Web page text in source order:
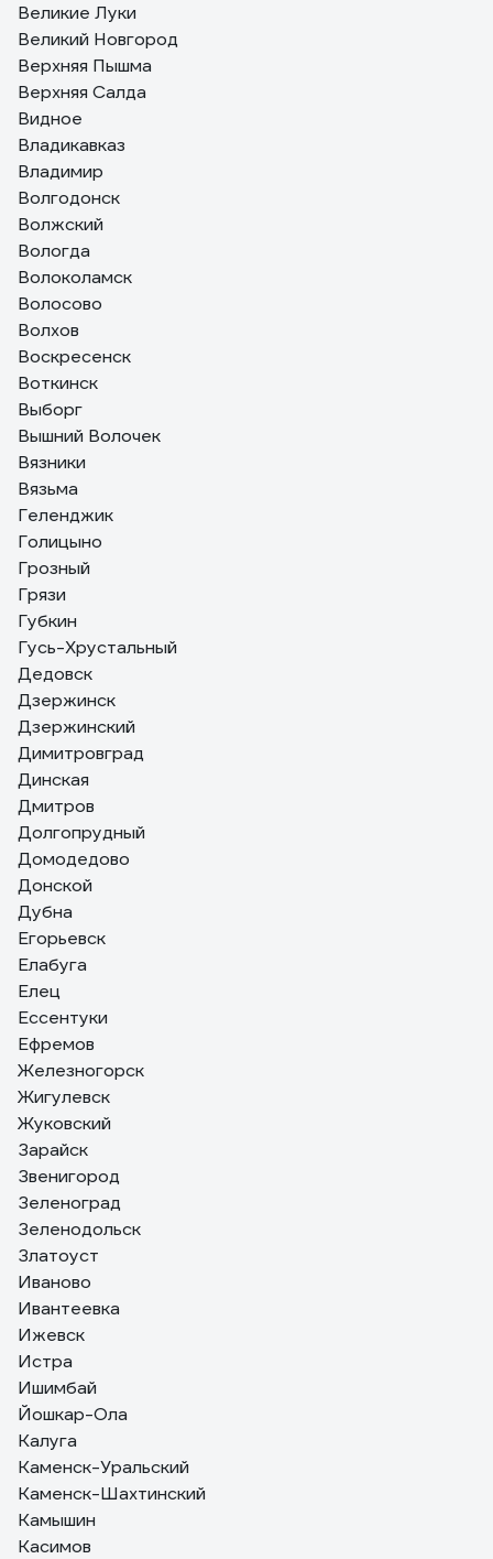
Великие Луки
Великий Новгород
Верхняя Пышма
Верхняя Салда
Видное
Владикавказ
Владимир
Волгодонск
Волжский
Вологда
Волоколамск
Волосово
Волхов
Воскресенск
Воткинск
Выборг
Вышний Волочек
Вязники
Вязьма
Геленджик
Голицыно
Грозный
Грязи
Губкин
Гусь-Хрустальный
Дедовск
Дзержинск
Дзержинский
Димитровград
Динская
Дмитров
Долгопрудный
Домодедово
Донской
Дубна
Егорьевск
Елабуга
Елец
Ессентуки
Ефремов
Железногорск
Жигулевск
Жуковский
Зарайск
Звенигород
Зеленоград
Зеленодольск
Златоуст
Иваново
Ивантеевка
Ижевск
Истра
Ишимбай
Йошкар-Ола
Калуга
Каменск-Уральский
Каменск-Шахтинский
Камышин
Касимов